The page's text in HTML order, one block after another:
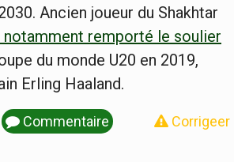
Ancien joueur du Shakhtar
notamment remporté le soulier
du monde U20 en 2019,
Erling Haaland.
Commentaire Corrigeer